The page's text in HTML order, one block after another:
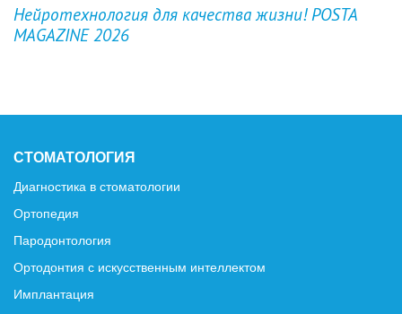
Нейротехнология для качества жизни! POSTA
MAGAZINE 2026
Previous
СТОМАТОЛОГИЯ
Диагностика в стоматологии
Ортопедия
Пародонтология
Ортодонтия с искусственным интеллектом
Имплантация